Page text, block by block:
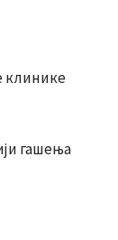
клинике
гашења